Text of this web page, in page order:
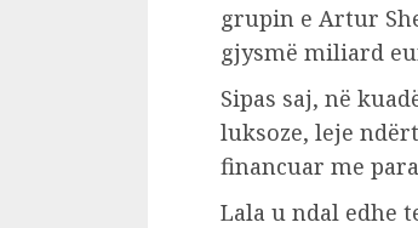
grupin e Artur
gjysmë miliard
Sipas saj, në
luksoze, leje
financuar me
Lala u ndal edhe